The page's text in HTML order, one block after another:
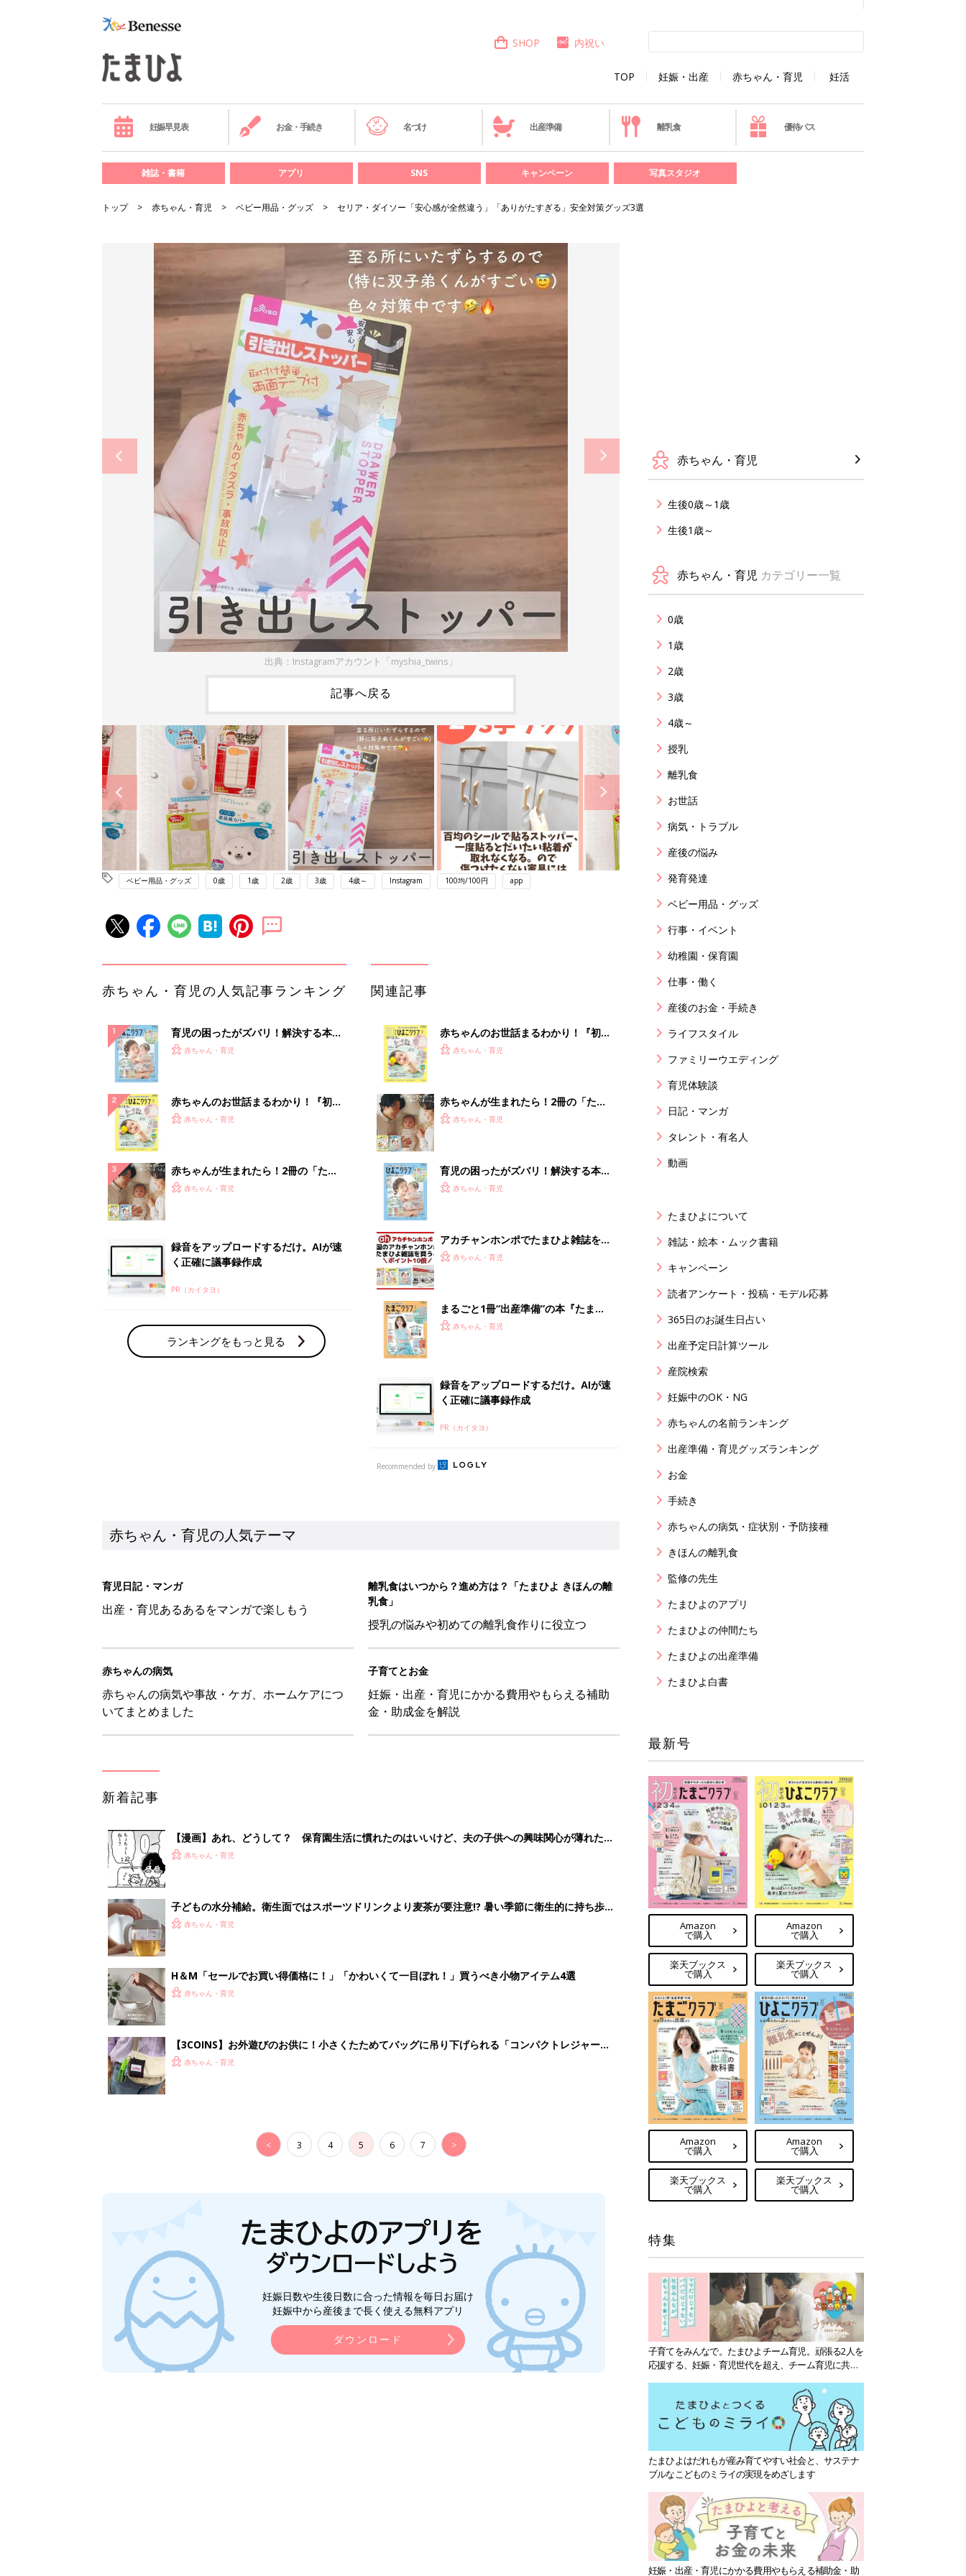
TOP 妊娠・出産 赤ちゃん・育児 妊活
SHOP 内祝い
妊娠早見表 お金・手続き 名づけ 出産準備 離乳食 優待パス
雑誌・書籍 アプリ SNS キャンペーン 写真スタジオ
トップ 赤ちゃん・育児 ベビー用品・グッズ セリア・ダイソー「安心感が全然違う」「ありがたすぎる」安全対策グッズ3選
出典：Instagramアカウント「myshia_twins」
記事へ戻る
ベビー用品・グッズ 0歳 1歳 2歳 3歳 4歳～ Instagram 100均/100円 app
赤ちゃん・育児の人気記事ランキング
育児の困ったがズバリ！解決する本
『ひよこクラブ 夏号』 4カ月～2才
赤ちゃん・育児
赤ちゃんのお世話まるわかり！『初め
てのひよこクラブ 夏号』〈巻頭大特
赤ちゃん・育児
赤ちゃんが生まれたら！2冊の「たま
ひよ」
赤ちゃん・育児
録音をアップロードするだけ。AIが速
く正確に議事録作成
PR（カイタヨ）
ランキングをもっと見る
関連記事
赤ちゃんのお世話まるわかり！『初め
てのひよこクラブ 夏号』〈巻頭大特
赤ちゃん・育児
赤ちゃんが生まれたら！2冊の「たま
ひよ」
赤ちゃん・育児
育児の困ったがズバリ！解決する本
『ひよこクラブ 秋号』 4カ月～2才
赤ちゃん・育児
アカチャンホンポでたまひよ雑誌を買
うとポイント10倍【期間限定】
赤ちゃん・育児
まるごと1冊“出産準備”の本『たまご
クラブ 夏号』〈スペシャル大特集〉
赤ちゃん・育児
録音をアップロードするだけ。AIが速
く正確に議事録作成
PR（カイタヨ）
Recommended by
赤ちゃん・育児の人気テーマ
育児日記・マンガ
出産・育児あるあるをマンガで楽しもう
離乳食はいつから？進め方は？「たまひよ きほんの離
乳食」
授乳の悩みや初めての離乳食作りに役立つ
赤ちゃんの病気
赤ちゃんの病気や事故・ケガ、ホームケアにつ
いてまとめました
子育てとお金
妊娠・出産・育児にかかる費用やもらえる補助
金・助成金を解説
新着記事
【漫画】あれ、どうして？ 保育園生活に慣れたのはいいけど、夫の子供への興味関心が薄れた気
がする……！『ふうふう子育て ＃91』
赤ちゃん・育児
子どもの水分補給。衛生面ではスポーツドリンクより麦茶が要注意!? 暑い季節に衛生的に持ち歩
く3つのコツとは？【専門家監修】
赤ちゃん・育児
H＆М「セールでお買い得価格に！」「かわいくて一目ぼれ！」買うべき小物アイテム4選
赤ちゃん・育児
【3COINS】お外遊びのお供に！小さくたためてバッグに吊り下げられる「コンパクトレジャーシ
ート」
赤ちゃん・育児
< 3 4 5 6 7 >
妊娠日数や生後日数に合った情報を毎日お届け
妊娠中から産後まで長く使える無料アプリ
ダウンロード
赤ちゃん・育児
生後0歳～1歳
生後1歳～
赤ちゃん・育児 カテゴリー一覧
0歳
1歳
2歳
3歳
4歳～
授乳
離乳食
お世話
病気・トラブル
産後の悩み
発育発達
ベビー用品・グッズ
行事・イベント
幼稚園・保育園
仕事・働く
産後のお金・手続き
ライフスタイル
ファミリーウエディング
育児体験談
日記・マンガ
タレント・有名人
動画
たまひよについて
雑誌・絵本・ムック書籍
キャンペーン
読者アンケート・投稿・モデル応募
365日のお誕生日占い
出産予定日計算ツール
産院検索
妊娠中のOK・NG
赤ちゃんの名前ランキング
出産準備・育児グッズランキング
お金
手続き
赤ちゃんの病気・症状別・予防接種
きほんの離乳食
監修の先生
たまひよのアプリ
たまひよの仲間たち
たまひよの出産準備
たまひよ白書
最新号
Amazon
で購入
楽天ブックス
で購入
Amazon
で購入
楽天ブックス
で購入
Amazon
で購入
楽天ブックス
で購入
Amazon
で購入
楽天ブックス
で購入
特集
子育てをみんなで。たまひよチーム育児。頑張る2人を
応援する、妊娠・育児世代を超え、チーム育児に共感
たまひよはだれもが産み育てやすい社会と、サステナ
ブルなこどものミライの実現をめざします
妊娠・出産・育児にかかる費用やもらえる補助金・助